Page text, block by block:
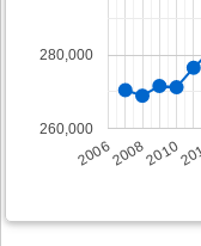
200620082010
260,000
280,000